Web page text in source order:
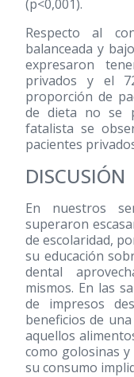
(p<0,001).
Respecto al
balanceada y
expresaron
privados y el
proporción de
de dieta no se
fatalista se
pacientes
DISCUSIÓN
En nuestros
superaron
de escolaridad,
su educación
dental
mismos. En las
de impresos
beneficios de
aquellos
como golosinas
su consumo